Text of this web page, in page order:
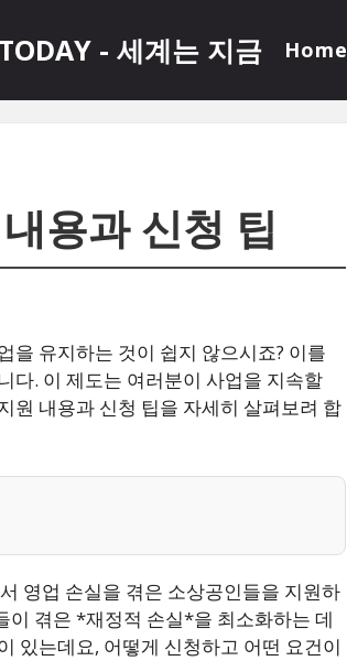
- 세계는 지금 Home
용과 신청 팁
을 유지하는 것이 쉽지 않으시죠? 이를
다. 이 제도는 여러분이 사업을 지속할
원 내용과 신청 팁을 자세히 살펴보려 합
영업 손실을 겪은 소상공인들을 지원하
이 겪은 *재정적 손실*을 최소화하는 데
있는데요, 어떻게 신청하고 어떤 요건이